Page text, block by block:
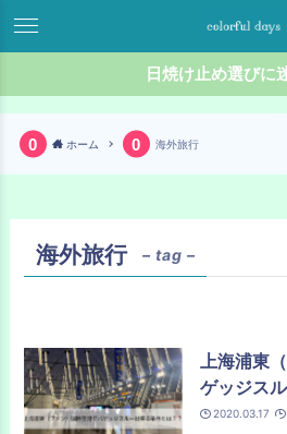
日焼け止め選びに
ホーム 海外旅行
海外旅行 – tag –
上海浦東
ゲッジス
2020.03.17